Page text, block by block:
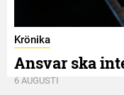
Krönika
Ansvar ska
6 AUGUSTI